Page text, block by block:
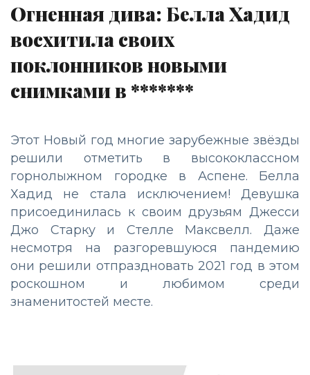
Огненная дива: Белла Хадид
восхитила своих
поклонников новыми
снимками в *******
Этот Новый год многие зарубежные звёзды
решили отметить в высококлассном
горнолыжном городке в Аспене. Белла
Хадид не стала исключением! Девушка
присоединилась к своим друзьям Джесси
Джо Старку и Стелле Максвелл. Даже
несмотря на разгоревшуюся пандемию
они решили отпраздновать 2021 год в этом
роскошном и любимом среди
знаменитостей месте.